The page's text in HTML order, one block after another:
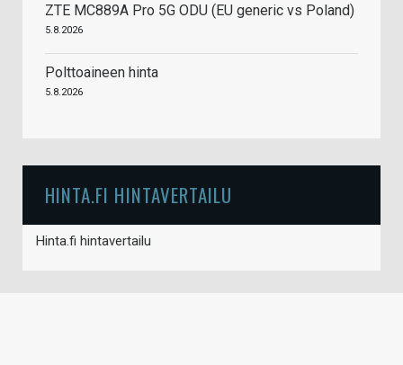
ZTE MC889A Pro 5G ODU (EU generic vs Poland)
5.8.2026
Polttoaineen hinta
5.8.2026
HINTA.FI HINTAVERTAILU
Hinta.fi hintavertailu